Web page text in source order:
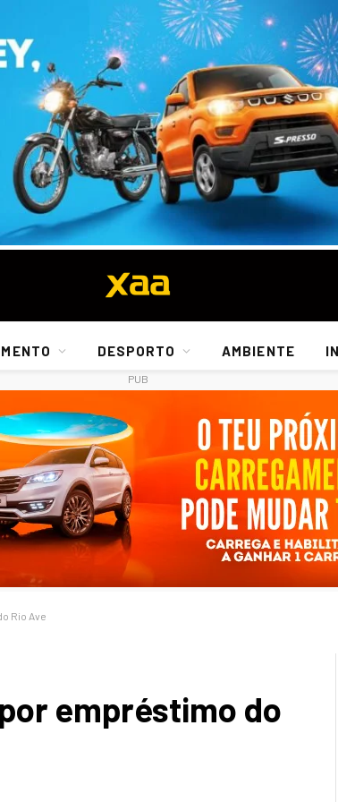
DESPORTO AMBIENTE
PUB
Rio Ave
empréstimo do